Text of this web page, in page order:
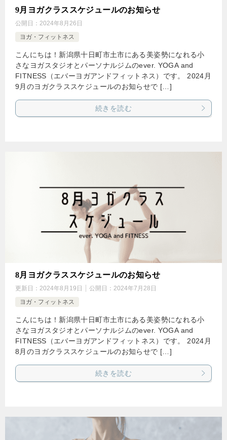
9月ヨガクラススケジュールのお知らせ
公開日： 2024年8月26日
ヨガ・フィットネス
こんにちは！新潟県十日町市土市にある美姿勢になれる小
さなヨガスタジオとパーソナルジムのever. YOGA and
FITNESS（エバーヨガアンドフィットネス）です。 2024月
9月のヨガクラススケジュールのお知らせで […]
続きを読む
8月ヨガクラススケジュールのお知らせ
更新日： 2024年8月19日 公開日： 2024年7月28日
ヨガ・フィットネス
こんにちは！新潟県十日町市土市にある美姿勢になれる小
さなヨガスタジオとパーソナルジムのever. YOGA and
FITNESS（エバーヨガアンドフィットネス）です。 2024月
8月のヨガクラススケジュールのお知らせで […]
続きを読む